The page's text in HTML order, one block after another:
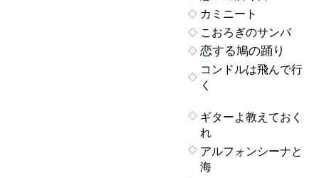
◇ カミニート
◇ こおろぎのサンバ
◇ 恋する鳩の踊り
◇
コンドルは飛んで行
く
◇ ギターよ教えておく
れ
◇ アルフォンシーナと
海